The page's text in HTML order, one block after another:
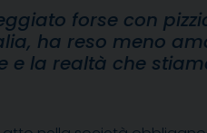
forse con
ha reso meno
e la realtà che